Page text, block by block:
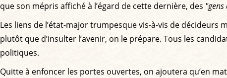
que son mépris affiché à l’égard de cette dernière, des
Les liens de l’état-major trumpesque vis-à-vis de
plutôt que d’insulter l’avenir, on le prépare. Tous les
politiques.
Quitte à enfoncer les portes ouvertes, on ajoutera qu’en